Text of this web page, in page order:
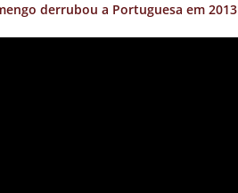
derrubou a Portuguesa em 2013